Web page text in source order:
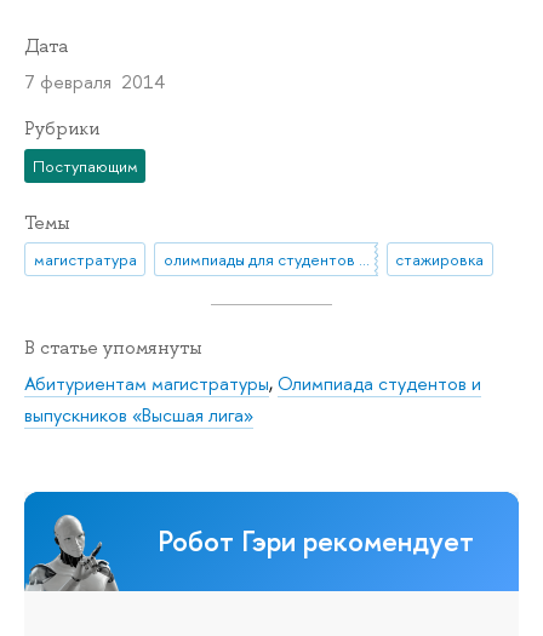
Дата
7 февраля 2014
Рубрики
Поступающим
Темы
магистратура олимпиады для студентов и выпускников вузов стажировка
В статье упомянуты
Абитуриентам магистратуры,Олимпиада студентов и
выпускников «Высшая лига»
Робот Гэри рекомендует